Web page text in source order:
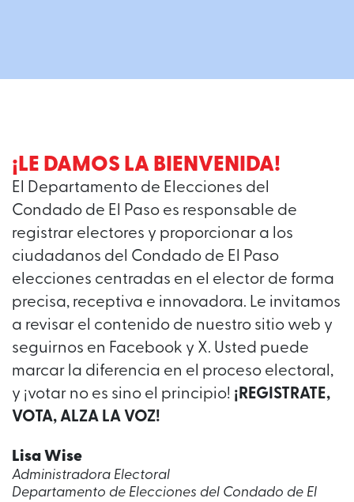
¡LE DAMOS LA BIENVENIDA!
El Departamento de Elecciones del
Condado de El Paso es responsable de
registrar electores y proporcionar a los
ciudadanos del Condado de El Paso
elecciones centradas en el elector de forma
precisa, receptiva e innovadora. Le invitamos
a revisar el contenido de nuestro sitio web y
seguirnos en Facebook y X. Usted puede
marcar la diferencia en el proceso electoral,
y ¡votar no es sino el principio! ¡REGISTRATE,
VOTA, ALZA LA VOZ!
Lisa Wise
Administradora Electoral
Departamento de Elecciones del Condado de El